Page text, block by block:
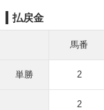
払戻金
馬番
単勝 2
2